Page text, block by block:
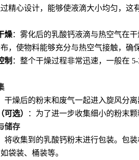
精心设计，能够使液滴大小均匀，这
燥：雾化后的乳酸钙液滴与热空气在
，使物料能够充分与热空气接触，确
制 ：整个干燥过程非常迅速，一般在
干燥后的粉末和废气一起进入旋风分
可选）
：为了进一步收集细小的粉末
储存
将收集到的乳酸钙粉末进行包装。包
袋装、桶装等。